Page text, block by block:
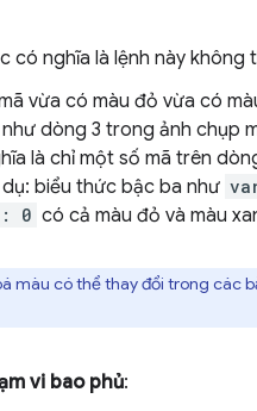
có nghĩa là lệnh này không
vừa có màu đỏ vừa có
dòng 3 trong ảnh chụp
là chỉ một số mã trên
biểu thức bậc ba như
0 có cả màu đỏ và màu
màu có thể thay đổi trong các
vi bao phủ: